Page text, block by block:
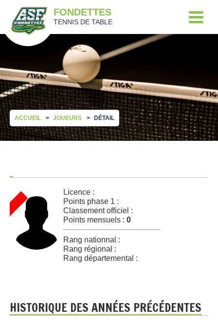
FONDETTES
TENNIS DE TABLE
ACCUEIL JOUEURS DÉTAIL
Licence :
Points phase 1 :
Classement officiel :
Points mensuels : 0
Rang nationnal :
Rang régional :
Rang départemental :
HISTORIQUE DES ANNÉES PRÉCÉDENTES